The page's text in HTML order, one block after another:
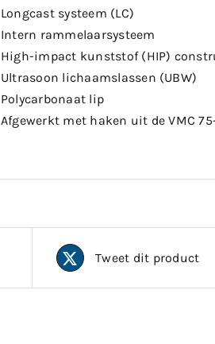
Longcast systeem (LC)
Intern rammelaarsysteem
High-impact kunststof (HIP)
Ultrasoon lichaamslassen (UBW)
Polycarbonaat lip
Afgewerkt met haken uit de VMC
Tweet dit product